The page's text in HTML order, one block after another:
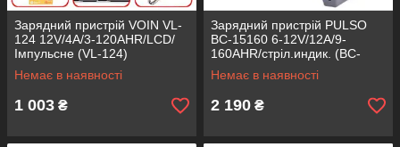
Зарядний пристрій VOIN VL-
124 12V/4A/3-120AHR/LCD/
Імпульсне (VL-124)
Немає в наявності
1 003 ₴
Зарядний пристрій PULSO
BC-15160 6-12V/12A/9-
160AHR/стріл.индик. (BC-
15160)
Немає в наявності
2 190 ₴